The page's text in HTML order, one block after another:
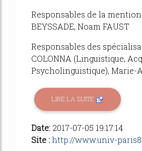
Responsables de la
BEYSSADE, Noam FAUST
Responsables des
COLONNA (Linguistique,
Psycholinguistique), Marie-
LIRE LA SUITE
Date: 2017-07-05 19:17:14
Site :http://www.univ-